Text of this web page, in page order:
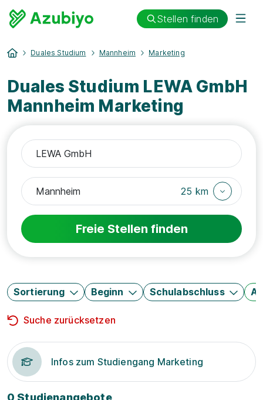
Stellen finden
Duales Studium Mannheim Marketing
Duales Studium LEWA GmbH
Mannheim Marketing
25 km
Freie Stellen finden
Sortierung Beginn Schulabschluss
Suche zurücksetzen
Infos zum Studiengang Marketing
0 Studienangebote